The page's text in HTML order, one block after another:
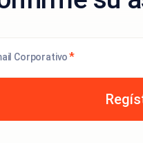
Corporativo *